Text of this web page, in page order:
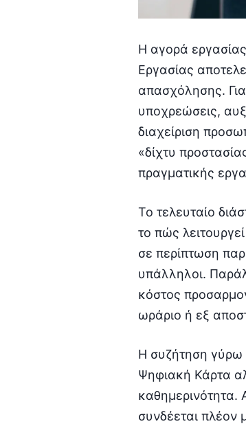
Η αγορά
Εργασίας
απασχόλησης.
υποχρεώσεις,
διαχείριση
«δίχτυ
πραγματικής
Το τελευταίο
το πώς
σε περίπτωση
υπάλληλοι.
κόστος
ωράριο ή εξ
Η συζήτηση γύρω
Ψηφιακή Κάρτα
συνδέεται πλέον